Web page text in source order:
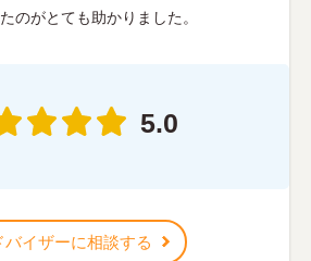
のがとても助かりました。
5.0
バイザーに相談する